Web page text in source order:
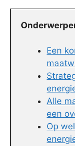
Een
Alle
een
Op